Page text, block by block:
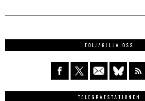
FÖLJ/GILLA OSS
TELEGRAFSTATIONEN